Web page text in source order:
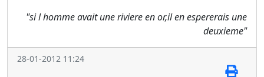
"si l homme avait une riviere en or,il en espererais une
deuxieme"
28-01-2012 11:24